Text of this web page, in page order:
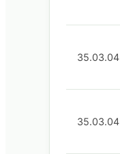
35.03.04
35.03.04